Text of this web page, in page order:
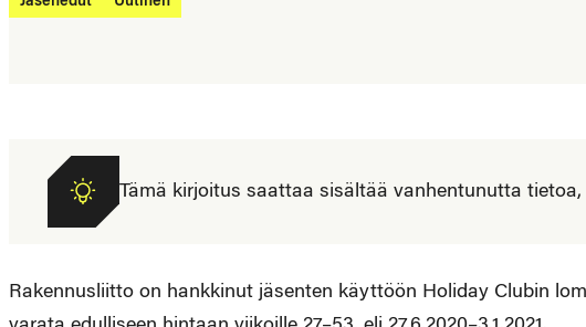
Tämä kirjoitus saattaa sisältää vanhentunutta
Rakennusliitto on hankkinut jäsenten käyttöön Holiday Clubin